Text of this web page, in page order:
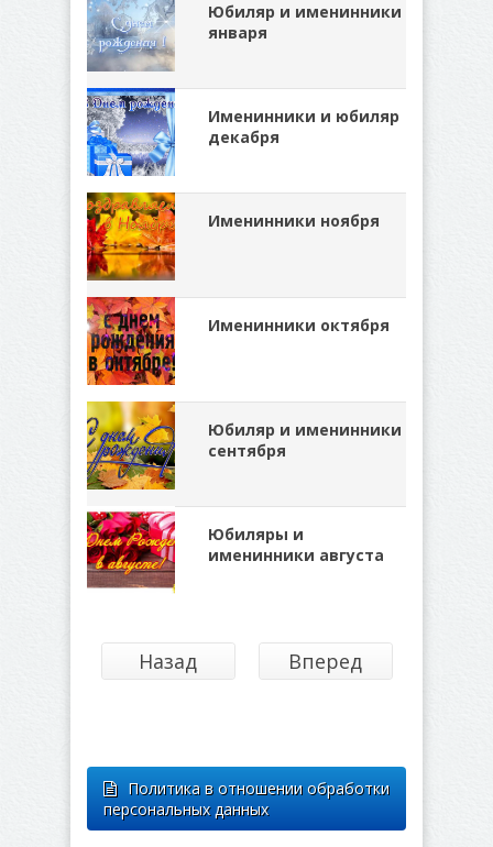
Юбиляр и именинники
января
Именинники и юбиляр
декабря
Именинники ноября
Именинники октября
Юбиляр и именинники
сентября
Юбиляры и
именинники августа
Назад Вперед
Политика в отношении обработки
персональных данных